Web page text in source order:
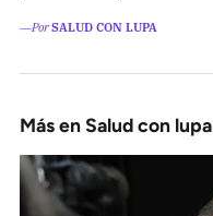
―PorSALUD CON LUPA
Más en Salud con lupa